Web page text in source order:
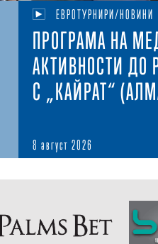
ЕВРОТУРНИРИ/НОВИНИ
ПРОГРАМА НА
АКТИВНОСТИ ДО
С „КАЙРАТ“
8 август 2026